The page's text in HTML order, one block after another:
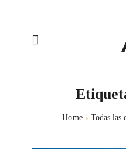
Home Todas las